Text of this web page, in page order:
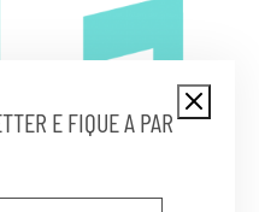
E FIQUE A PAR